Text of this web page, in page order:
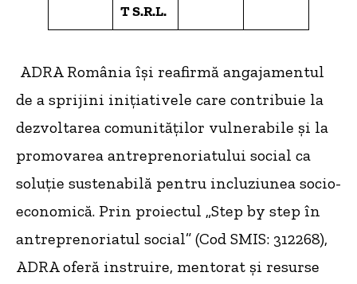
T S.R.L.
ADRA România își reafirmă angajamentul
de a sprijini inițiativele care contribuie la
dezvoltarea comunităților vulnerabile și la
promovarea antreprenoriatului social ca
soluție sustenabilă pentru incluziunea socio-
economică. Prin proiectul „Step by step în
antreprenoriatul social” (Cod SMIS: 312268),
ADRA oferă instruire, mentorat și resurse